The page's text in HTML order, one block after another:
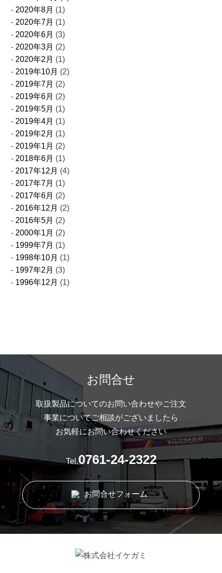
2020年8月 (1)
2020年7月 (1)
2020年6月 (3)
2020年3月 (2)
2020年2月 (1)
2019年10月 (2)
2019年7月 (2)
2019年6月 (2)
2019年5月 (1)
2019年4月 (1)
2019年2月 (1)
2019年1月 (2)
2018年6月 (1)
2017年12月 (4)
2017年7月 (1)
2017年6月 (2)
2016年12月 (2)
2016年5月 (2)
2000年1月 (2)
1999年7月 (1)
1998年10月 (1)
1997年2月 (3)
1996年12月 (1)
お問合せ
取扱製品についてのお問い合わせやご注文
事業についてご相談がございましたら
お気軽にお問い合わせください
Tel.0761-24-2322
お問合せフォーム